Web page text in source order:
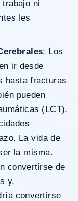
ni
les
: Los
ir desde
hasta fracturas
pueden
(LCT),
La vida de
la misma.
convertirse de
y,
convertirse